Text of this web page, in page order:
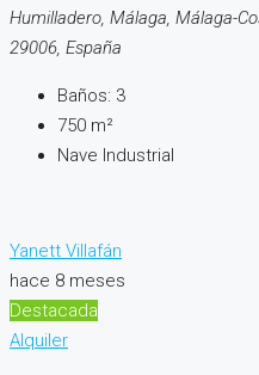
Humilladero, Málaga, Málaga-
29006, España
Baños: 3
750 m²
Nave Industrial
Yanett Villafán
hace 8 meses
Destacada
Alquiler